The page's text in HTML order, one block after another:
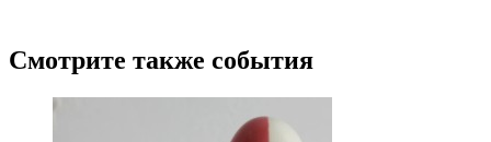
Смотрите также события